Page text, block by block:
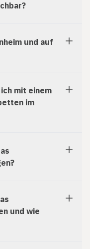
und auf
mit einem
im
und wie